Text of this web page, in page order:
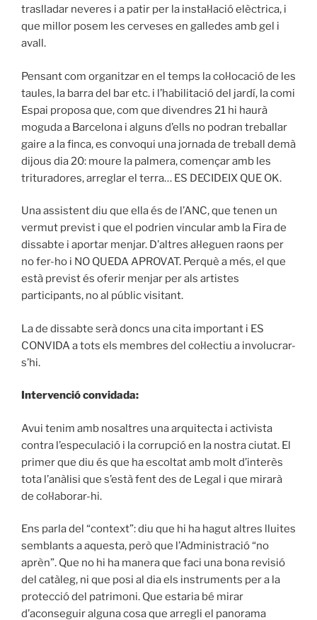
traslladar neveres i a patir per la instal·lació elèctrica, i
que millor posem les cerveses en galledes amb gel i
avall.
Pensant com organitzar en el temps la col·locació de les
taules, la barra del bar etc. i l’habilitació del jardí, la comi
Espai proposa que, com que divendres 21 hi haurà
moguda a Barcelona i alguns d’ells no podran treballar
gaire a la finca, es convoqui una jornada de treball demà
dijous dia 20: moure la palmera, començar amb les
trituradores, arreglar el terra… ES DECIDEIX QUE OK.
Una assistent diu que ella és de l’ANC, que tenen un
vermut previst i que el podrien vincular amb la Fira de
dissabte i aportar menjar. D’altres al·leguen raons per
no fer-ho i NO QUEDA APROVAT. Perquè a més, el que
està previst és oferir menjar per als artistes
participants, no al públic visitant.
La de dissabte serà doncs una cita important i ES
CONVIDA a tots els membres del col·lectiu a involucrar-
s’hi.
Intervenció convidada:
Avui tenim amb nosaltres una arquitecta i activista
contra l’especulació i la corrupció en la nostra ciutat. El
primer que diu és que ha escoltat amb molt d’interès
tota l’anàlisi que s’està fent des de Legal i que mirarà
de col·laborar-hi.
Ens parla del “context”: diu que hi ha hagut altres lluites
semblants a aquesta, però que l’Administració “no
aprèn”. Que no hi ha manera que faci una bona revisió
del catàleg, ni que posi al dia els instruments per a la
protecció del patrimoni. Que estaria bé mirar
d’aconseguir alguna cosa que arregli el panorama